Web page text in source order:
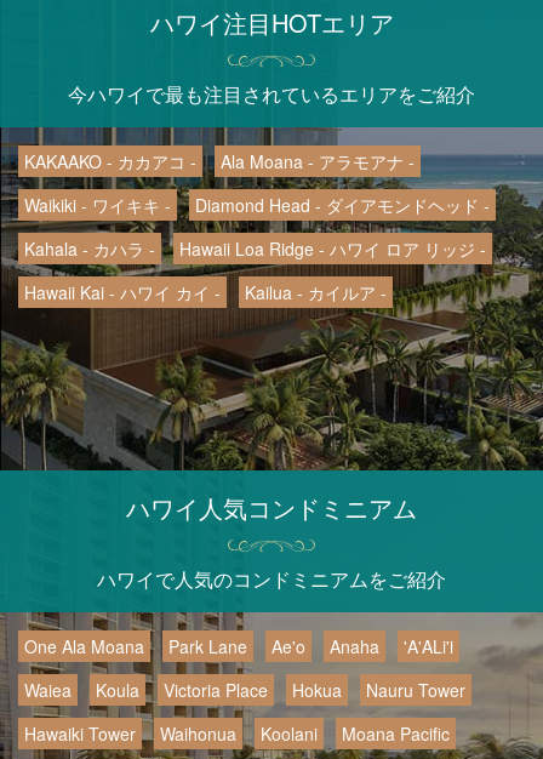
ハワイ注目HOTエリア
今ハワイで最も注目されているエリアをご紹介
KAKAAKO - カカアコ -
Ala Moana - アラモアナ -
Waikiki - ワイキキ -
Diamond Head - ダイアモンドヘッド -
Kahala - カハラ -
Hawaii Loa Ridge - ハワイ ロア リッジ -
Hawaii Kai - ハワイ カイ -
Kailua - カイルア -
ハワイ人気コンドミニアム
ハワイで人気のコンドミニアムをご紹介
One Ala Moana Park Lane Ae'o Anaha
'A'ALi'i
Waiea
Koula Victoria Place Hokua
Nauru Tower
Hawaiki Tower
Waihonua Koolani
Moana Pacific